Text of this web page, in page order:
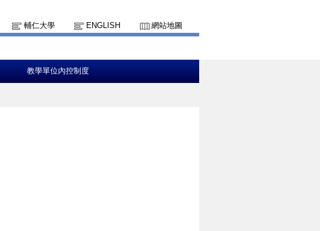
輔仁大學 ENGLISH 網站地圖
教學單位內控制度